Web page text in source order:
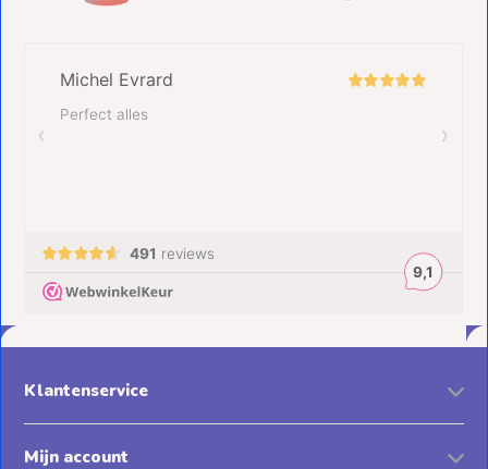
Klantenservice
Mijn account